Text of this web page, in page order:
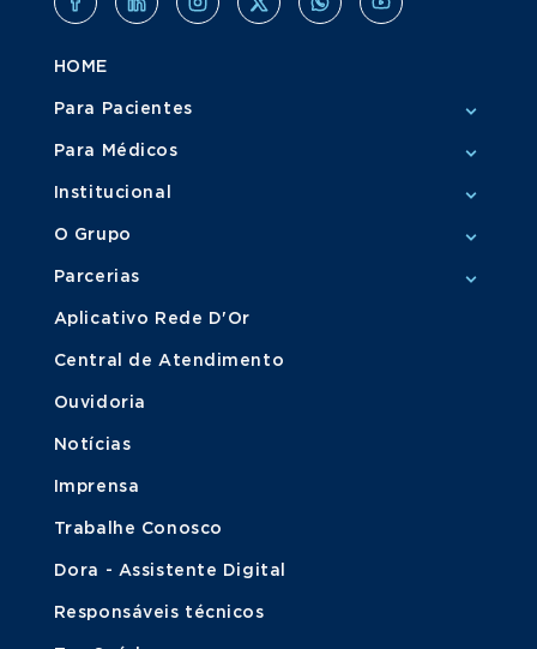
HOME
Para Pacientes
Para Médicos
Institucional
O Grupo
Parcerias
Aplicativo Rede D'Or
Central de Atendimento
Ouvidoria
Notícias
Imprensa
Trabalhe Conosco
Dora - Assistente Digital
Responsáveis técnicos